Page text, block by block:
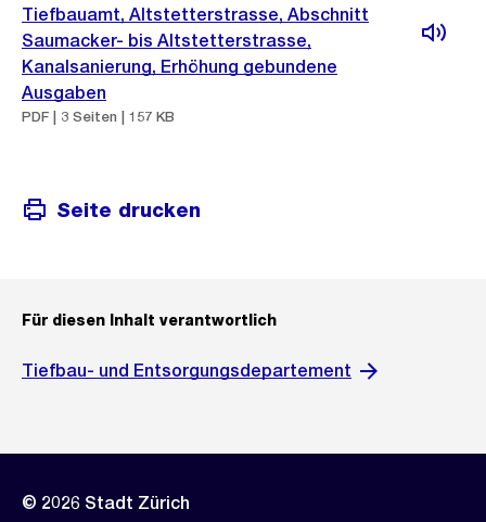
Tiefbauamt, Altstetterstrasse, Abschnitt
Saumacker- bis Altstetterstrasse,
Kanalsanierung, Erhöhung gebundene
Ausgaben
PDF | 3 Seiten | 157 KB
Seite drucken
Für diesen Inhalt verantwortlich
Tiefbau- und Entsorgungsdepartement
© 2026 Stadt Zürich